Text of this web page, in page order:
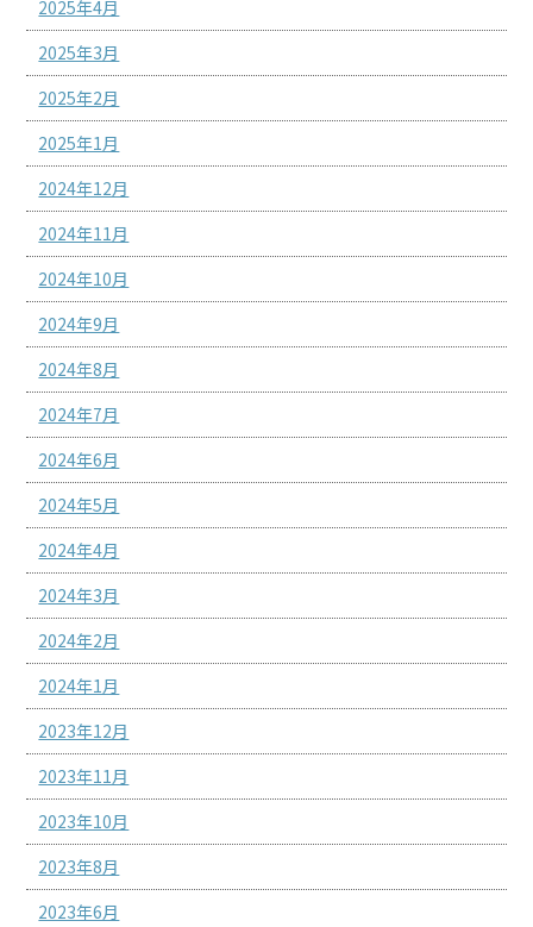
2025年4月
2025年3月
2025年2月
2025年1月
2024年12月
2024年11月
2024年10月
2024年9月
2024年8月
2024年7月
2024年6月
2024年5月
2024年4月
2024年3月
2024年2月
2024年1月
2023年12月
2023年11月
2023年10月
2023年8月
2023年6月